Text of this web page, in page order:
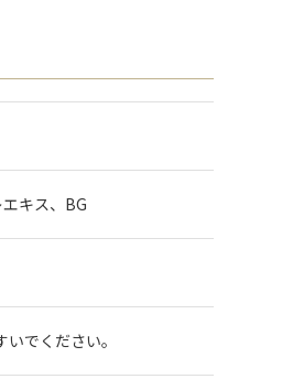
キス、BG
でください。